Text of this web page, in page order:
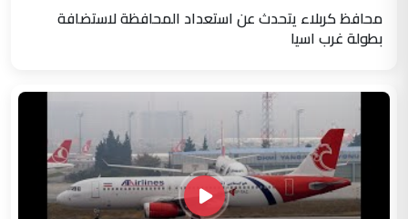
محافظ كربلاء يتحدث عن استعداد المحافظة لاستضافة
بطولة غرب اسيا